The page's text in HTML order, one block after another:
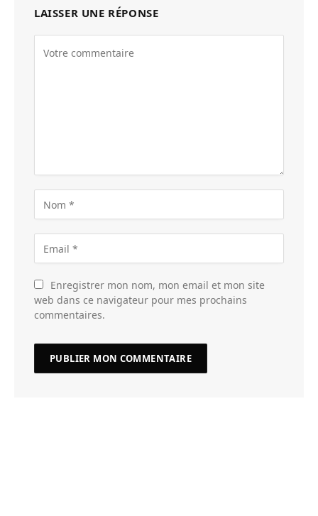
LAISSER UNE RÉPONSE
Enregistrer mon nom, mon email et mon site
web dans ce navigateur pour mes prochains
commentaires.